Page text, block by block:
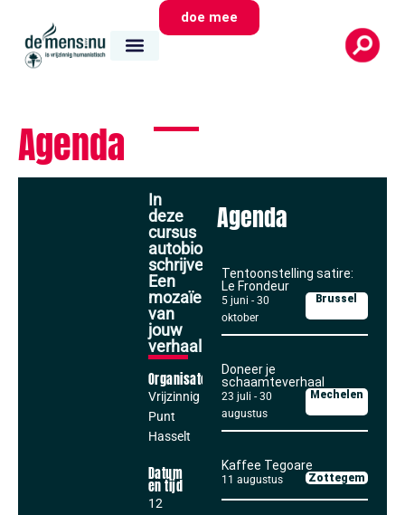
doe mee
Agenda
In
deze
cursus
autobiografisch
schrijven:
Een
mozaïek
van
jouw
verhaal
Organisator
Vrijzinnig
Punt
Hasselt
Datum
en tijd
12
Agenda
Tentoonstelling satire:
Le Frondeur
5 juni - 30
oktober
Brussel
Doneer je
schaamteverhaal
23 juli - 30
augustus
Mechelen
Kaffee Tegoare
11 augustus Zottegem